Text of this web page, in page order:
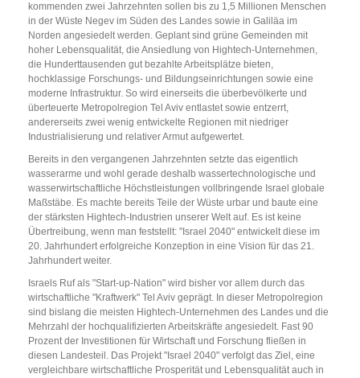
kommenden zwei Jahrzehnten sollen bis zu 1,5 Millionen Menschen
in der Wüste Negev im Süden des Landes sowie in Galiläa im
Norden angesiedelt werden. Geplant sind grüne Gemeinden mit
hoher Lebensqualität, die Ansiedlung von Hightech-Unternehmen,
die Hunderttausenden gut bezahlte Arbeitsplätze bieten,
hochklassige Forschungs- und Bildungseinrichtungen sowie eine
moderne Infrastruktur. So wird einerseits die überbevölkerte und
überteuerte Metropolregion Tel Aviv entlastet sowie entzerrt,
andererseits zwei wenig entwickelte Regionen mit niedriger
Industrialisierung und relativer Armut aufgewertet.
Bereits in den vergangenen Jahrzehnten setzte das eigentlich
wasserarme und wohl gerade deshalb wassertechnologische und
wasserwirtschaftliche Höchstleistungen vollbringende Israel globale
Maßstäbe. Es machte bereits Teile der Wüste urbar und baute eine
der stärksten Hightech-Industrien unserer Welt auf. Es ist keine
Übertreibung, wenn man feststellt: "Israel 2040" entwickelt diese im
20. Jahrhundert erfolgreiche Konzeption in eine Vision für das 21.
Jahrhundert weiter.
Israels Ruf als "Start-up-Nation" wird bisher vor allem durch das
wirtschaftliche "Kraftwerk" Tel Aviv geprägt. In dieser Metropolregion
sind bislang die meisten Hightech-Unternehmen des Landes und die
Mehrzahl der hochqualifizierten Arbeitskräfte angesiedelt. Fast 90
Prozent der Investitionen für Wirtschaft und Forschung fließen in
diesen Landesteil. Das Projekt "Israel 2040" verfolgt das Ziel, eine
vergleichbare wirtschaftliche Prosperität und Lebensqualität auch in